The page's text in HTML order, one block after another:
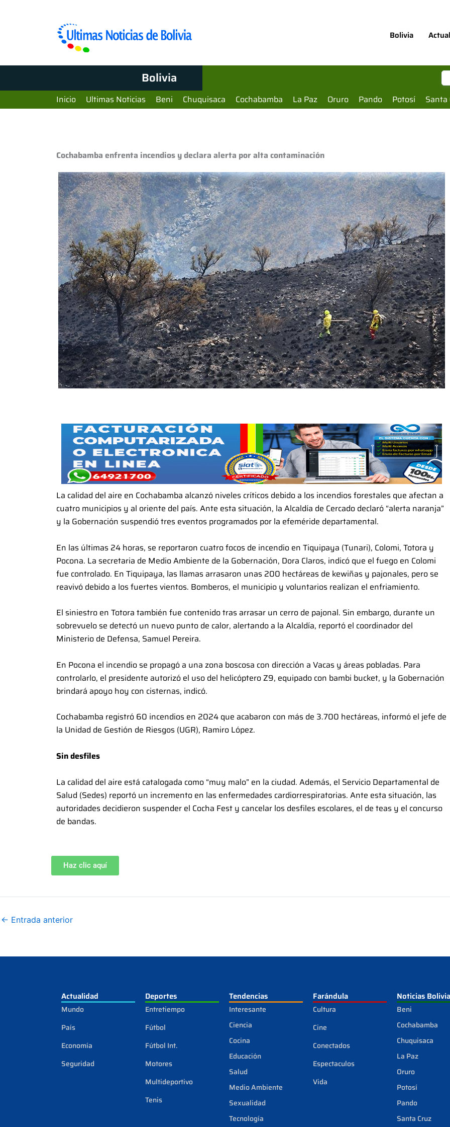
Bolivia
Bolivia
Inicio Ultimas Noticias Beni Chuquisaca Cochabamba La Paz Oruro Pando Potosí Santa
Cochabamba enfrenta incendios y declara alerta por alta contaminación
La calidad del aire en Cochabamba alcanzó niveles críticos debido a los incendios forestales que afectan a
cuatro municipios y al oriente del país. Ante esta situación, la Alcaldía de Cercado declaró “alerta naranja”
y la Gobernación suspendió tres eventos programados por la efeméride departamental.
En las últimas 24 horas, se reportaron cuatro focos de incendio en Tiquipaya (Tunari), Colomi, Totora y
Pocona. La secretaria de Medio Ambiente de la Gobernación, Dora Claros, indicó que el fuego en Colomi
fue controlado. En Tiquipaya, las llamas arrasaron unas 200 hectáreas de kewiñas y pajonales, pero se
reavivó debido a los fuertes vientos. Bomberos, el municipio y voluntarios realizan el enfriamiento.
El siniestro en Totora también fue contenido tras arrasar un cerro de pajonal. Sin embargo, durante un
sobrevuelo se detectó un nuevo punto de calor, alertando a la Alcaldía, reportó el coordinador del
Ministerio de Defensa, Samuel Pereira.
En Pocona el incendio se propagó a una zona boscosa con dirección a Vacas y áreas pobladas. Para
controlarlo, el presidente autorizó el uso del helicóptero Z9, equipado con bambi bucket, y la Gobernación
brindará apoyo hoy con cisternas, indicó.
Cochabamba registró 60 incendios en 2024 que acabaron con más de 3.700 hectáreas, informó el jefe de
la Unidad de Gestión de Riesgos (UGR), Ramiro López.
Sin desfiles
La calidad del aire está catalogada como “muy malo” en la ciudad. Además, el Servicio Departamental de
Salud (Sedes) reportó un incremento en las enfermedades cardiorrespiratorias. Ante esta situación, las
autoridades decidieron suspender el Cocha Fest y cancelar los desfiles escolares, el de teas y el concurso
de bandas.
Haz clic aquí
← Entrada anterior
Actualidad
Mundo
País
Economía
Seguridad
Deportes
Entretiempo
Fútbol
Fútbol Int.
Motores
Multideportivo
Tenis
Tendencias
Interesante
Ciencia
Cocina
Educación
Salud
Medio Ambiente
Sexualidad
Tecnología
Farándula
Cultura
Cine
Conectados
Espectaculos
Vida
Noticias Bolivia
Beni
Cochabamba
Chuquisaca
La Paz
Oruro
Potosí
Pando
Santa Cruz